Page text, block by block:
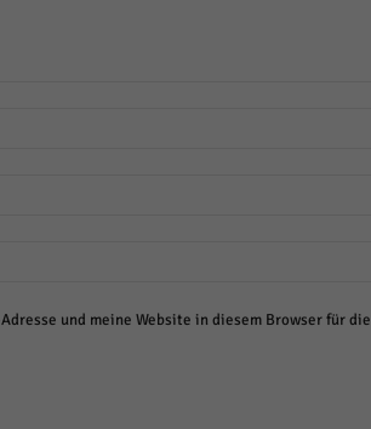
und meine Website in diesem Browser für